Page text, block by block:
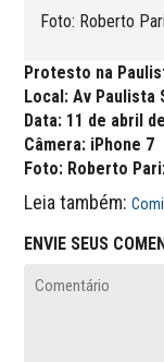
Foto: Roberto
Protesto na
Local: Av Paulista
Data: 11 de abril
Câmera: iPhone 7
Foto: Roberto
Leia também:
ENVIE SEUS